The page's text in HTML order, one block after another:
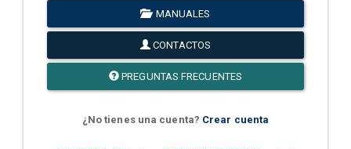
MANUALES
CONTACTOS
PREGUNTAS FRECUENTES
¿No tienes una cuenta? Crear cuenta